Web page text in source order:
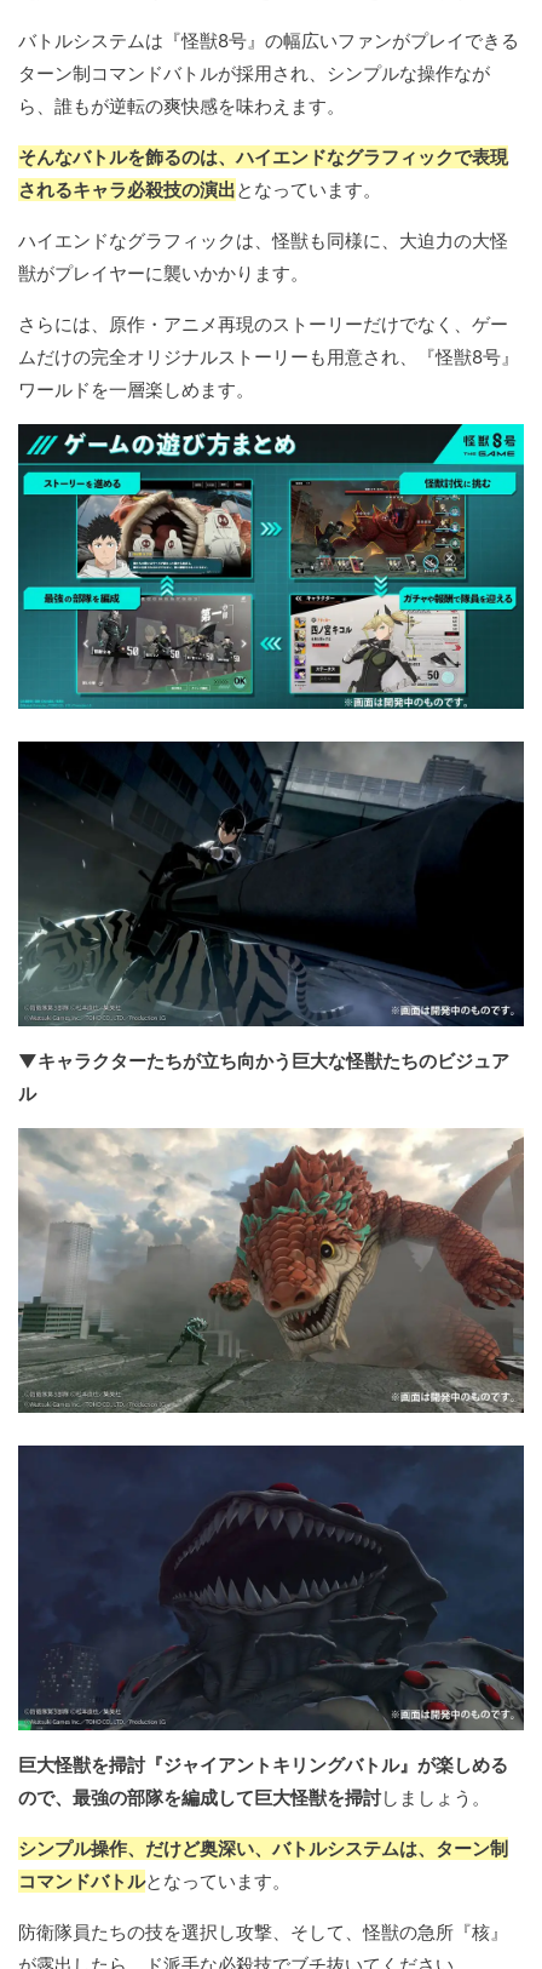
バトルシステムは『怪獣8号』の幅広いファンがプレイできる
ターン制コマンドバトルが採用され、シンプルな操作なが
ら、誰もが逆転の爽快感を味わえます。
そんなバトルを飾るのは、ハイエンドなグラフィックで表現
されるキャラ必殺技の演出となっています。
ハイエンドなグラフィックは、怪獣も同様に、大迫力の大怪
獣がプレイヤーに襲いかかります。
さらには、原作・アニメ再現のストーリーだけでなく、ゲー
ムだけの完全オリジナルストーリーも用意され、『怪獣8号』
ワールドを一層楽しめます。
▼キャラクターたちが立ち向かう巨大な怪獣たちのビジュア
ル
巨大怪獣を掃討『ジャイアントキリングバトル』が楽しめる
ので、最強の部隊を編成して巨大怪獣を掃討しましょう。
シンプル操作、だけど奥深い、バトルシステムは、ターン制
コマンドバトルとなっています。
防衛隊員たちの技を選択し攻撃、そして、怪獣の急所『核』